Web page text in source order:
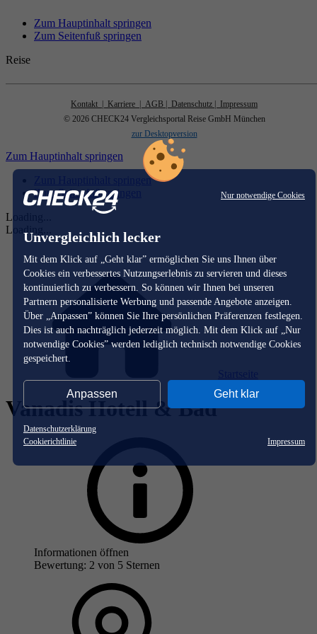
Nur notwendige Cookies
Unvergleichlich lecker
Mit dem Klick auf „Geht klar” ermöglichen Sie uns Ihnen über
Cookies ein verbessertes Nutzungserlebnis zu servieren und dieses
kontinuierlich zu verbessern. So können wir Ihnen bei unseren
Partnern personalisierte Werbung und passende Angebote anzeigen.
Über „Anpassen” können Sie Ihre persönlichen Präferenzen festlegen.
Dies ist auch nachträglich jederzeit möglich. Mit dem Klick auf „Nur
notwendige Cookies” werden lediglich technisch notwendige Cookies
gespeichert.
Anpassen Geht klar
Datenschutzerklärung
Cookierichtlinie
Impressum
Zum Hauptinhalt springen
Zum Seitenfuß springen
Reise
Kontakt | Karriere | AGB | Datenschutz
| Impressum
© 2026 CHECK24 Vergleichsportal Reise GmbH München
zur Desktopversion
Zum Hauptinhalt springen
Zum Hauptinhalt springen
Zum Seitenfuß springen
Loading...
Loading...
Vanadis Hotell & Bad
Informationen öffnen
Bewertung: 2 von 5 Sternen